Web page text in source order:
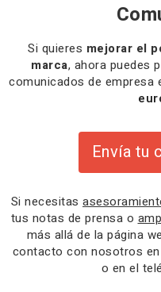
Si quieres mejorar el
marca, ahora puedes
comunicados de empresa
Envía tu
Si necesitas
tus notas de prensa o
más allá de la página
contacto con nosotros en
o en el